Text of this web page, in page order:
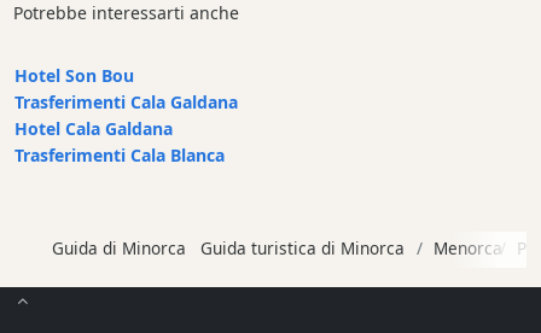
Attività
Live
Music
Locali
Beach
Bar
and
Potrebbe interessarti anche
Hotel Son Bou
Trasferimenti Cala Galdana
Hotel Cala Galdana
Trasferimenti Cala Blanca
Guida di Minorca Guida turistica di Minorca Menorca